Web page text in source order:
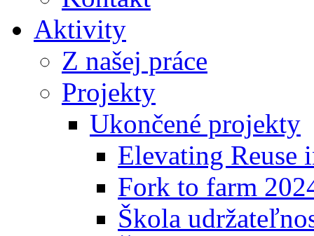
Aktivity
Z našej práce
Projekty
Ukončené projekty
Elevating Reuse
Fork to farm
Škola